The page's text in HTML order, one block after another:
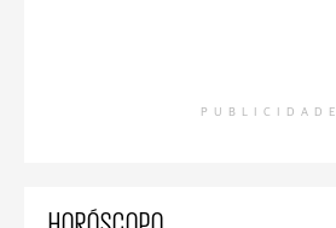
PUBLICIDADE